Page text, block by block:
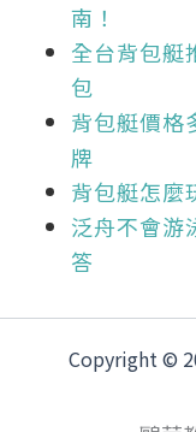
南！
全台背包艇
包
背包艇價格
牌
背包艇怎麼
泛舟不會游
答
Copyright ©